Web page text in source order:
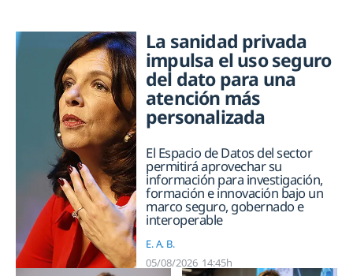
La sanidad privada
impulsa el uso seguro
del dato para una
atención más
personalizada
El Espacio de Datos del sector
permitirá aprovechar su
información para investigación,
formación e innovación bajo un
marco seguro, gobernado e
interoperable
E. A. B.
05/08/2026 14:45h